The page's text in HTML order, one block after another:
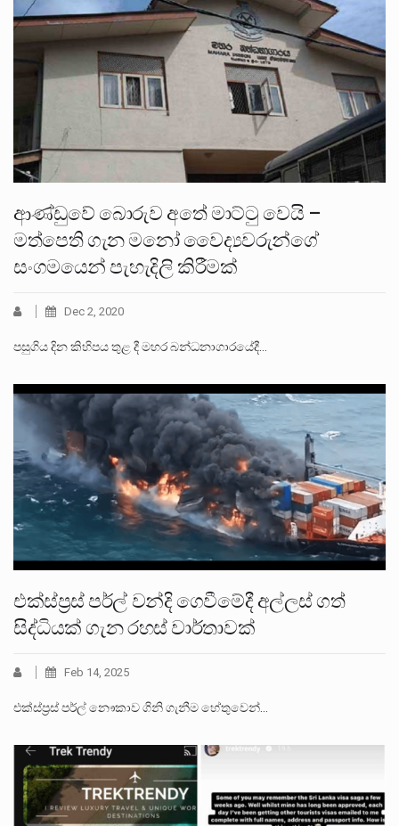
ආණ්ඩුවේ බොරුව අතේ මාට්ටු වෙයි –
මත්පෙති ගැන මනෝ වෛද්‍යවරුන්ගේ
සංගමයෙන් පැහැදිලි කිරීමක්
Dec 2, 2020
පසුගිය දින කිහිපය තුළ දී මහර බන්ධනාගාරයේදී…
එක්ස්ප්‍රස් පර්ල් වන්දි ගෙවීමේදී අල්ලස් ගත්
සිද්ධියක් ගැන රහස් වාර්තාවක්
Feb 14, 2025
එක්ස්ප්‍රස් පර්ල් නෞකාව ගිනි ගැනීම හේතුවෙන්…